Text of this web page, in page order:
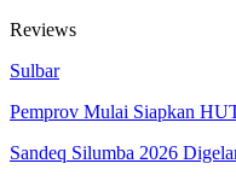
Reviews
Sulbar
Pemprov Mulai Siapkan
Sandeq Silumba 2026